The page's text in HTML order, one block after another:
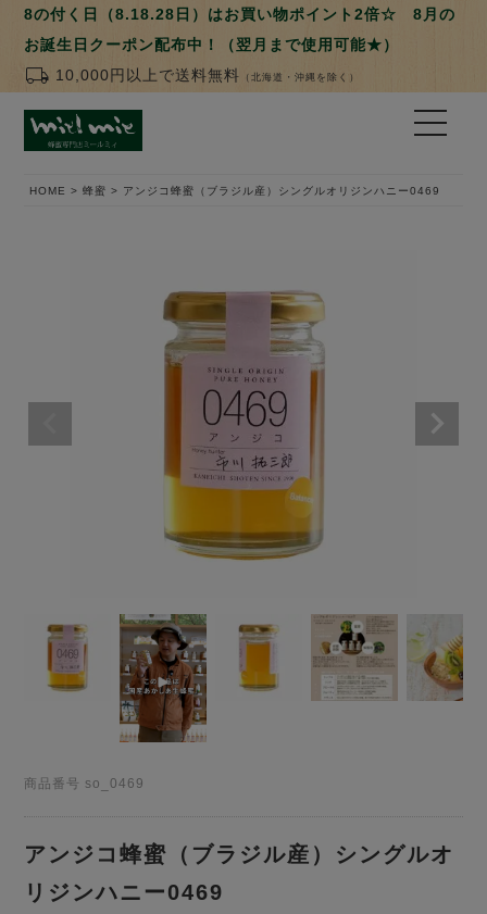
8の付く日（8.18.28日）はお買い物ポイント2倍☆ 8月の
お誕生日クーポン配布中！（翌月まで使用可能★）
local_shipping 10,000円以上で送料無料 （北海道・沖縄を除く）
HOME 蜂蜜 アンジコ蜂蜜（ブラジル産）シングルオリジンハニー0469
商品番号 so_0469
アンジコ蜂蜜（ブラジル産）シングルオ
リジンハニー0469